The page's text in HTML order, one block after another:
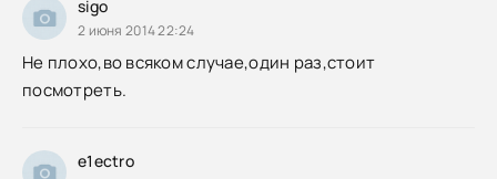
sigo
2 июня 2014 22:24
Не плохо,во всяком случае,один раз,стоит
посмотреть.
e1ectro